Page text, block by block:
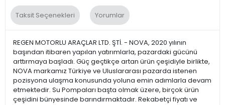
Taksit Seçenekleri Yorumlar
REGEN MOTORLU ARAÇLAR LTD. ŞTİ. - NOVA, 2020 yılının
başından itibaren yapılan yatırımlarla, pazardaki gücünü
arttırmaya başladı. Güç geçtikçe artan ürün çeşidiyle birlikte,
NOVA markamız Türkiye ve Uluslararası pazarda istenen
pozisyona ulaşma konusunda yoluna emin adımlarla devam
etmektedir. Su Pompaları başta olmak üzere, birçok ürün
çeşidini bünyesinde barındırmaktadır. Rekabetçi fiyatı ve